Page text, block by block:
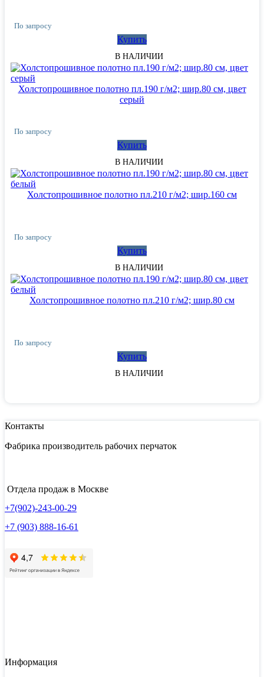
По запросу
Купить
В НАЛИЧИИ
Холстопрошивное полотно пл.190 г/м2; шир.80 см, цвет
серый
По запросу
Купить
В НАЛИЧИИ
Холстопрошивное полотно пл.210 г/м2; шир.160 см
По запросу
Купить
В НАЛИЧИИ
Холстопрошивное полотно пл.210 г/м2; шир.80 см
По запросу
Купить
В НАЛИЧИИ
Контакты
Фабрика производитель рабочих перчаток
Отдела продаж в Москве
+7(902)-243-00-29
+7 (903) 888-16-61
Информация